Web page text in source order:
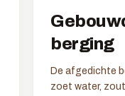
berging
De afgedichte
zoet water,